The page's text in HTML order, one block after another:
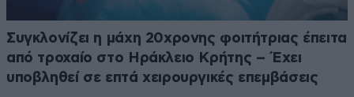
Συγκλονίζει η μάχη 20χρονης φοιτήτριας έπειτα
από τροχαίο στο Ηράκλειο Κρήτης – Έχει
υποβληθεί σε επτά χειρουργικές επεμβάσεις